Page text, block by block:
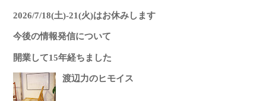
2026/7/18(土)-21(火)はお休みします
今後の情報発信について
開業して15年経ちました
渡辺力のヒモイス